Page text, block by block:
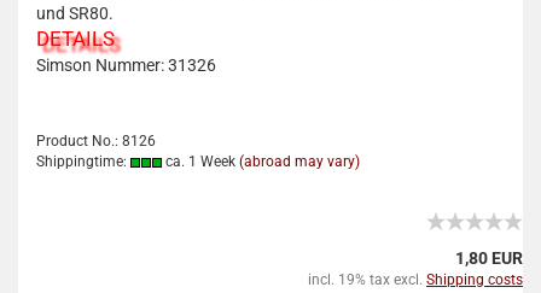
und SR80.
DETAILS
Simson Nummer:31326
Product No.: 8126
Shippingtime:
ca. 1 Week (abroad may vary)
1,80 EUR
incl. 19% tax excl. Shipping costs